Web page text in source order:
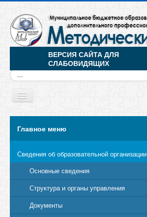
ВЕРСИЯ САЙТА ДЛЯ
СЛАБОВИДЯЩИХ
Искать...
Toggle
Главное меню
Сведения об образовательной организации
Основные сведения
Структура и органы управления
Документы